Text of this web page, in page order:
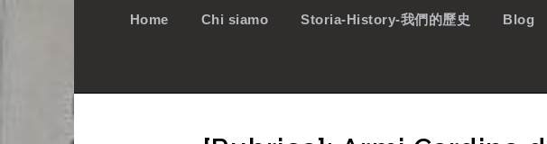
Home Chi siamo Storia-History-我們的歷史 Blog